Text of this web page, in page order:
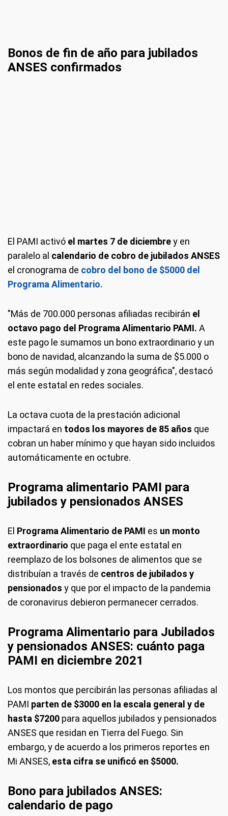
Bonos de fin de año para jubilados
ANSES confirmados
El PAMI activó el martes 7 de diciembrey en
paralelo al calendario de cobro de jubilados ANSES
el cronograma de cobro del bono de $5000 del
Programa Alimentario.
"Más de 700.000 personas afiliadas recibirán el
octavo pago del Programa Alimentario PAMI. A
este pago le sumamos un bono extraordinario y un
bono de navidad, alcanzando la suma de $5.000 o
más según modalidad y zona geográfica", destacó
el ente estatal en redes sociales.
La octava cuota de la prestación adicional
impactará en todos los mayores de 85 años que
cobran un haber mínimo y que hayan sido incluidos
automáticamente en octubre.
Programa alimentario PAMI para
jubilados y pensionados ANSES
El Programa Alimentario de PAMI es un monto
extraordinario que paga el ente estatal en
reemplazo de los bolsones de alimentos que se
distribuían a través de centros de jubilados y
pensionados y que por el impacto de la pandemia
de coronavirus debieron permanecer cerrados.
Programa Alimentario para Jubilados
y pensionados ANSES: cuánto paga
PAMI en diciembre 2021
Los montos que percibirán las personas afiliadas al
PAMI parten de $3000 en la escala general y de
hasta $7200 para aquellos jubilados y pensionados
ANSES que residan en Tierra del Fuego. Sin
embargo, y de acuerdo a los primeros reportes en
Mi ANSES, esta cifra se unificó en $5000.
Bono para jubilados ANSES:
calendario de pago